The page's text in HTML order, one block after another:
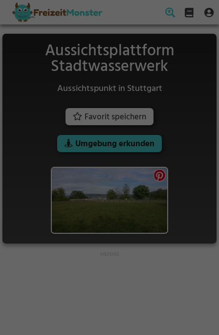
Aussichtsplattform
Stadtwasserwerk
Aussichtspunkt in Stuttgart
Favorit speichern
Umgebung erkunden